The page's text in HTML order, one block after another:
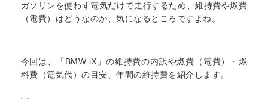
ガソリンを使わず電気だけで走行するため、維持費や燃費
（電費）はどうなのか、気になるところですよね。
今回は、「BMW iX」の維持費の内訳や燃費（電費）・燃
料費（電気代）の目安、年間の維持費を紹介します。